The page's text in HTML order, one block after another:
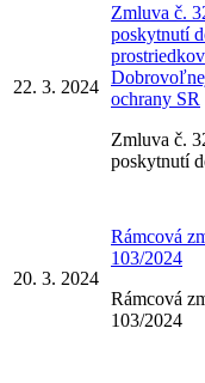
22. 3. 2024
Zmluva č.
poskytnutí
prostriedkov
ochrany SR
Zmluva č.
poskytnutí
20. 3. 2024
Rámcová
103/2024
Rámcová
103/2024